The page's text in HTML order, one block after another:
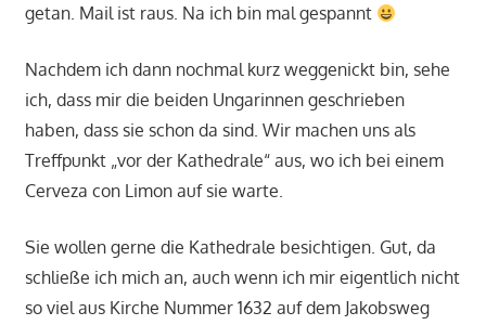
getan. Mail ist raus. Na ich bin mal gespannt
Nachdem ich dann nochmal kurz weggenickt bin, sehe
ich, dass mir die beiden Ungarinnen geschrieben
haben, dass sie schon da sind. Wir machen uns als
Treffpunkt „vor der Kathedrale“ aus, wo ich bei einem
Cerveza con Limon auf sie warte.
Sie wollen gerne die Kathedrale besichtigen. Gut, da
schließe ich mich an, auch wenn ich mir eigentlich nicht
so viel aus Kirche Nummer 1632 auf dem Jakobsweg